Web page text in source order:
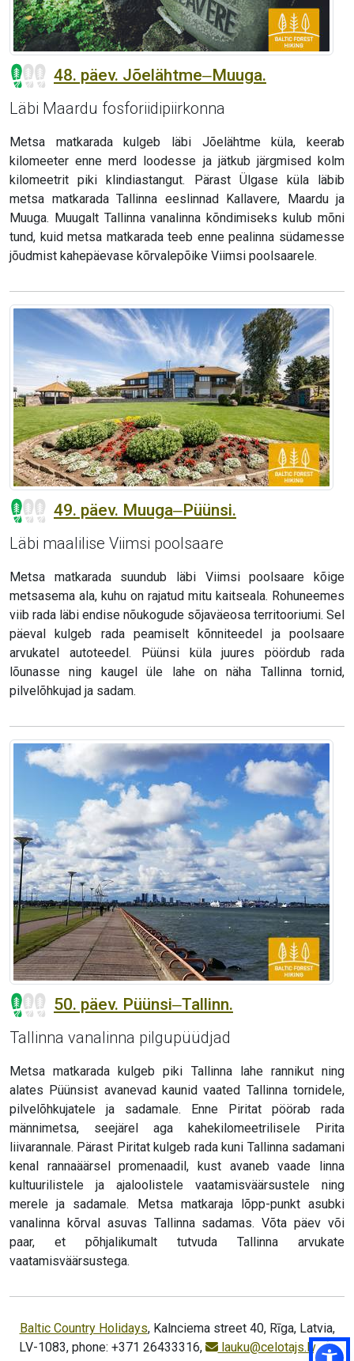
48. päev. Jõelähtme‒Muuga.
Läbi Maardu fosforiidipiirkonna
Metsa matkarada kulgeb läbi Jõelähtme küla, keerab
kilomeeter enne merd loodesse ja jätkub järgmised kolm
kilomeetrit piki klindiastangut. Pärast Ülgase küla läbib
metsa matkarada Tallinna eeslinnad Kallavere, Maardu ja
Muuga. Muugalt Tallinna vanalinna kõndimiseks kulub mõni
tund, kuid metsa matkarada teeb enne pealinna südamesse
jõudmist kahepäevase kõrvalepõike Viimsi poolsaarele.
49. päev. Muuga‒Püünsi.
Läbi maalilise Viimsi poolsaare
Metsa matkarada suundub läbi Viimsi poolsaare kõige
metsasema ala, kuhu on rajatud mitu kaitseala. Rohuneemes
viib rada läbi endise nõukogude sõjaväeosa territooriumi. Sel
päeval kulgeb rada peamiselt kõnniteedel ja poolsaare
arvukatel autoteedel. Püünsi küla juures pöördub rada
lõunasse ning kaugel üle lahe on näha Tallinna tornid,
pilvelõhkujad ja sadam.
50. päev. Püünsi‒Tallinn.
Tallinna vanalinna pilgupüüdjad
Metsa matkarada kulgeb piki Tallinna lahe rannikut ning
alates Püünsist avanevad kaunid vaated Tallinna tornidele,
pilvelõhkujatele ja sadamale. Enne Piritat pöörab rada
männimetsa, seejärel aga kahekilomeetrilisele Pirita
liivarannale. Pärast Piritat kulgeb rada kuni Tallinna sadamani
kenal rannaäärsel promenaadil, kust avaneb vaade linna
kultuurilistele ja ajaloolistele vaatamisväärsustele ning
merele ja sadamale. Metsa matkaraja lõpp-punkt asubki
vanalinna kõrval asuvas Tallinna sadamas. Võta päev või
paar, et põhjalikumalt tutvuda Tallinna arvukate
vaatamisväärsustega.
Baltic Country Holidays, Kalnciema street 40, Rīga, Latvia,
LV-1083, phone: +371 26433316,
lauku@celotajs.lv,